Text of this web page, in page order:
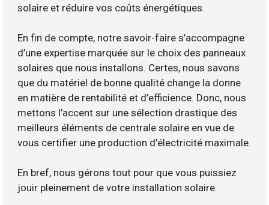
solaire et réduire vos coûts énergétiques.
En fin de compte, notre savoir-faire s’accompagne
d’une expertise marquée sur le choix des panneaux
solaires que nous installons. Certes, nous savons
que du matériel de bonne qualité change la donne
en matière de rentabilité et d’efficience. Donc, nous
mettons l’accent sur une sélection drastique des
meilleurs éléments de centrale solaire en vue de
vous certifier une production d’électricité maximale.
En bref, nous gérons tout pour que vous puissiez
jouir pleinement de votre installation solaire.